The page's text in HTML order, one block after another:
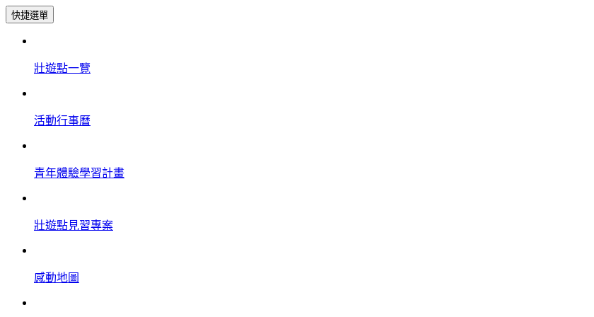
快捷選單
壯遊點一覽
活動行事曆
青年體驗學習計畫
壯遊點見習專案
感動地圖